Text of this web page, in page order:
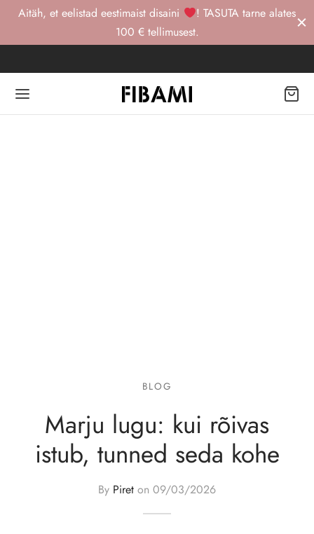
Aitäh, et eelistad eestimaist disaini
! TASUTA tarne alates
100 € tellimusest.
BLOG
Marju lugu: kui rõivas
istub, tunned seda kohe
By Piret on 09/03/2026